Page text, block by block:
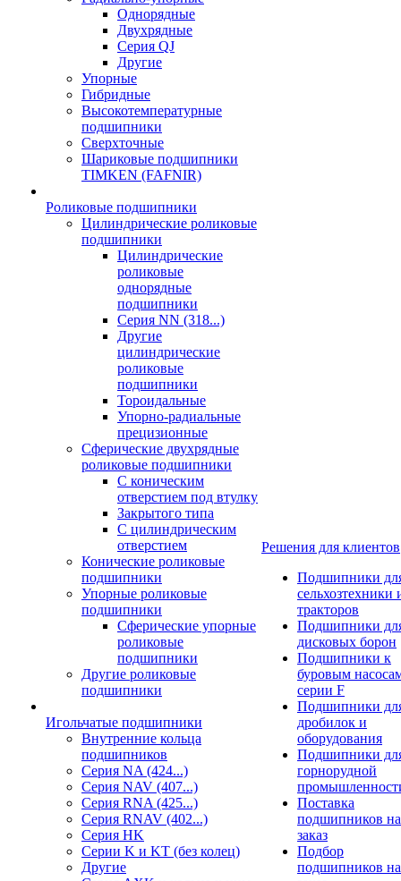
Однорядные
Двухрядные
Серия QJ
Другие
Упорные
Гибридные
Высокотемпературные
подшипники
Сверхточные
Шариковые подшипники
TIMKEN (FAFNIR)
Роликовые подшипники
Цилиндрические роликовые
подшипники
Цилиндрические
роликовые
однорядные
подшипники
Серия NN (318...)
Другие
цилиндрические
роликовые
подшипники
Тороидальные
Упорно-радиальные
прецизионные
Сферические двухрядные
роликовые подшипники
С коническим
отверстием под втулку
Закрытого типа
С цилиндрическим
отверстием
Конические роликовые
подшипники
Упорные роликовые
подшипники
Сферические упорные
роликовые
подшипники
Другие роликовые
подшипники
Игольчатые подшипники
Внутренние кольца
подшипников
Серия NA (424...)
Серия NAV (407...)
Серия RNA (425...)
Серия RNAV (402...)
Серия HK
Серии K и KT (без колец)
Другие
Решения для клиентов
Подшипники
сельхозтехники
тракторов
Подшипники
дисковых борон
Подшипники к
буровым
серии F
Подшипники
дробилок и
оборудования
Подшипники
горнорудной
Поставка
подшипников на
заказ
Подбор
подшипников на